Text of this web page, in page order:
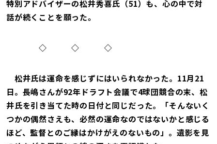
特別アドバイザーの松井秀喜氏（51）も、心の中で対
話が続くことを願った。
◇ ◇ ◇
松井氏は運命を感じずにはいられなかった。11月21
日。長嶋さんが92年ドラフト会議で4球団競合の末、松
井氏を引き当てた時の日付と同じだった。「そんないく
つかの偶然さえも、必然の運命なのではないかと感じる
ほど、監督とのご縁はかけがえのないもの」。遺影を見